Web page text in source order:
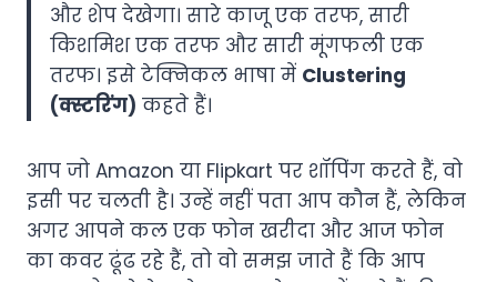
और शेप देखेगा। सारे काजू एक तरफ, सारी
किशमिश एक तरफ और सारी मूंगफली एक
तरफ। इसे टेक्निकल भाषा में Clustering
(क्स्टरिंग) कहते हैं।
आप जो Amazon या Flipkart पर शॉपिंग करते हैं, वो
इसी पर चलती है। उन्हें नहीं पता आप कौन हैं, लेकिन
अगर आपने कल एक फोन खरीदा और आज फोन
का कवर ढूंढ रहे हैं, तो वो समझ जाते हैं कि आप